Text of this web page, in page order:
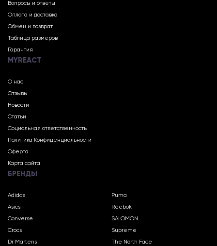
Вопросы и ответы
Оплата и доставка
Обмен и возврат
Таблица размеров
Гарантия
MYREACT
О нас
Отзывы
Новости
Статьи
Социальная ответственность
Политика Конфиденциальности
Оферта
Карта сайта
БРЕНДЫ
Adidas
Asics
Converse
Crocs
Dr Martens
Puma
Reebok
SALOMON
Supreme
The North Face